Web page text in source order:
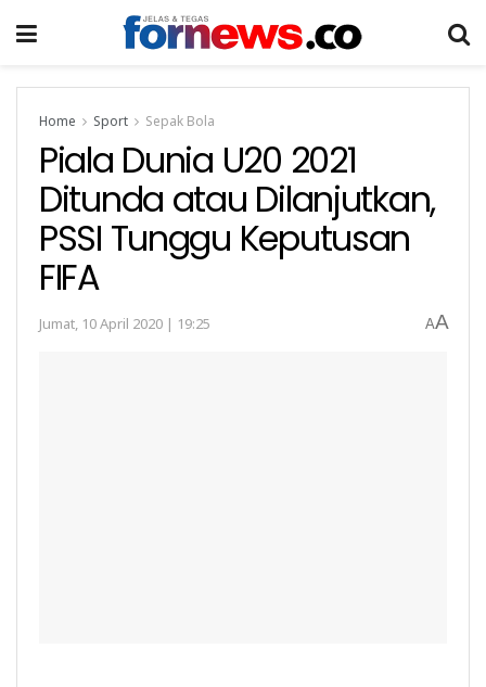
Home Sport Sepak Bola
Piala Dunia U20 2021
Ditunda atau Dilanjutkan,
PSSI Tunggu Keputusan
FIFA
Jumat, 10 April 2020 | 19:25 AA